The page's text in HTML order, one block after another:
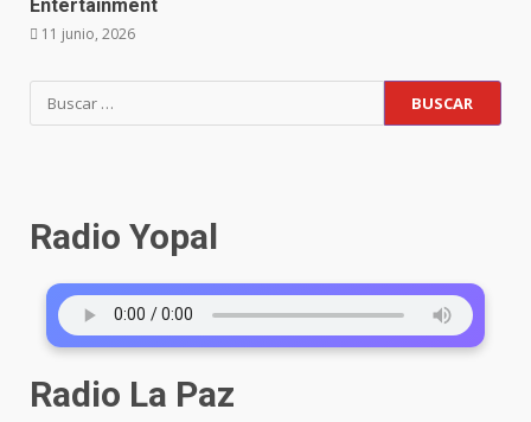
Entertainment
11 junio, 2026
Buscar:
Radio Yopal
Radio La Paz